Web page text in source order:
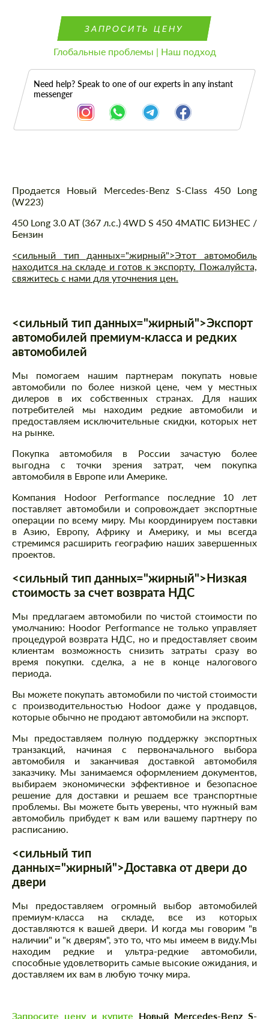
ЗАПРОСИТЬ ЦЕНУ
Глобальные проблемы | Наш подход
Need help? Speak to one of our experts in any instant
messenger
Описание
Продается Новый Mercedes-Benz S-Class 450 Long
(W223)
450 Long 3.0 AT (367 л.с.) 4WD S 450 4MATIC БИЗНЕС /
Бензин
<сильный тип данных="жирный">Этот автомобиль
находится на складе и готов к экспорту. Пожалуйста,
свяжитесь с нами для уточнения цен.
<сильный тип данных="жирный">Экспорт
автомобилей премиум-класса и редких
автомобилей
Мы помогаем нашим партнерам покупать новые
автомобили по более низкой цене, чем у местных
дилеров в их собственных странах. Для наших
потребителей мы находим редкие автомобили и
предоставляем исключительные скидки, которых нет
на рынке.
Покупка автомобиля в России зачастую более
выгодна с точки зрения затрат, чем покупка
автомобиля в Европе или Америке.
Компания Hodoor Performance последние 10 лет
поставляет автомобили и сопровождает экспортные
операции по всему миру. Мы координируем поставки
в Азию, Европу, Африку и Америку, и мы всегда
стремимся расширить географию наших завершенных
проектов.
<сильный тип данных="жирный">Низкая
стоимость за счет возврата НДС
Мы предлагаем автомобили по чистой стоимости по
умолчанию: Hoodor Performance не только управляет
процедурой возврата НДС, но и предоставляет своим
клиентам возможность снизить затраты сразу во
время покупки. сделка, а не в конце налогового
периода.
Вы можете покупать автомобили по чистой стоимости
с производительностью Hodoor даже у продавцов,
которые обычно не продают автомобили на экспорт.
Мы предоставляем полную поддержку экспортных
транзакций, начиная с первоначального выбора
автомобиля и заканчивая доставкой автомобиля
заказчику. Мы занимаемся оформлением документов,
выбираем экономически эффективное и безопасное
решение для доставки и решаем все транспортные
проблемы. Вы можете быть уверены, что нужный вам
автомобиль прибудет к вам или вашему партнеру по
расписанию.
<сильный тип
данных="жирный">Доставка от двери до
двери
Мы предоставляем огромный выбор автомобилей
премиум-класса на складе, все из которых
доставляются к вашей двери. И когда мы говорим "в
наличии" и "к дверям", это то, что мы имеем в виду.Мы
находим редкие и ультра-редкие автомобили,
способные удовлетворить самые высокие ожидания, и
доставляем их вам в любую точку мира.
Запросите цену и купите Новый Mercedes-Benz S-